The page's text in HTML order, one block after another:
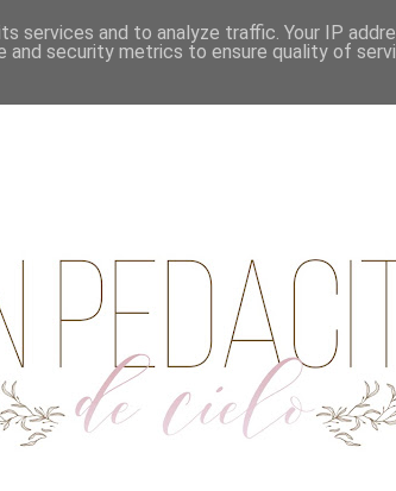
services and to analyze traffic. Your IP
and security metrics to ensure quality of